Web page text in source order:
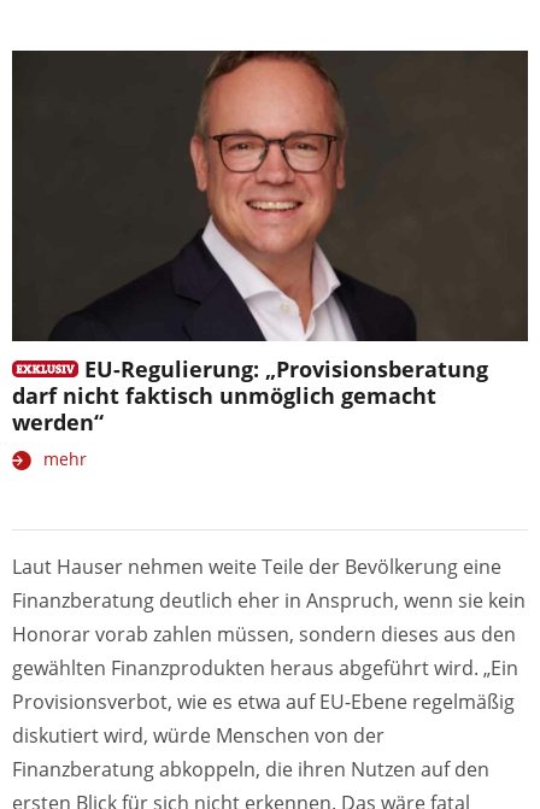
EU-Regulierung: „Provisionsberatung
darf nicht faktisch unmöglich gemacht
werden“
mehr
Laut Hauser nehmen weite Teile der Bevölkerung eine
Finanz­beratung deutlich eher in Anspruch, wenn sie kein
Honorar vorab zahlen müssen, sondern dieses aus den
gewählten Finanzprodukten heraus abgeführt wird. „Ein
Provisions­verbot, wie es etwa auf EU-Ebene regelmäßig
diskutiert wird, würde Menschen von der
Finanzberatung abkoppeln, die ihren Nutzen auf den
ersten Blick für sich nicht erkennen. Das wäre fatal